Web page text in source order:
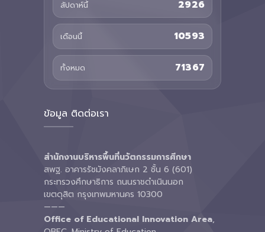
สัปดาห์นี้ 2926
เดือนนี้ 10593
ทั้งหมด 71367
ข้อมูล ติดต่อเรา
สำนักงานบริหารพื้นที่นวัตกรรมการศึกษา
สพฐ. อาคารรัชมังคลาภิเษก 2 ชั้น 6 (601)
กระทรวงศึกษาธิการ ถนนราชดำเนินนอก
เขตดุสิต กรุงเทพมหานคร 10300
———
Office of Educational Innovation Area,